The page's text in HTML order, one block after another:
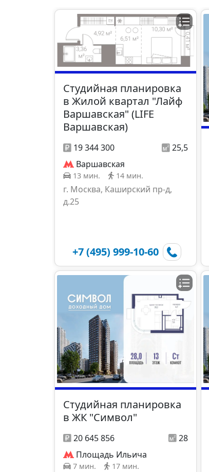
Студийная планировка
в Жилой квартал "Лайф
Варшавская" (LIFE
Варшавская)
19 344 300
25,5
Варшавская
13 мин. 14 мин.
г. Москва, Каширский пр-д,
д.25
+7 (495) 999-10-60
Студийная планировка
в ЖК "Символ"
20 645 856
28
Площадь Ильича
7 мин. 17 мин.